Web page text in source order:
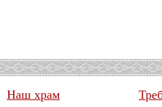
Наш храм